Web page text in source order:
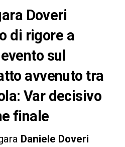
Doveri
di rigore a
sul
avvenuto tra
Var decisivo
finale
Daniele Doveri